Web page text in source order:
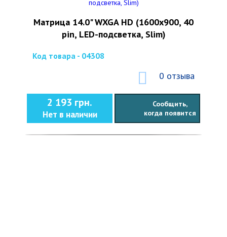
Матрица 14.0" WXGA HD (1600x900, 40
pin, LED-подсветка, Slim)
Код товара - 04308
0 отзыва
2 193 грн.
Нет в наличии
Сообщить,
когда появится